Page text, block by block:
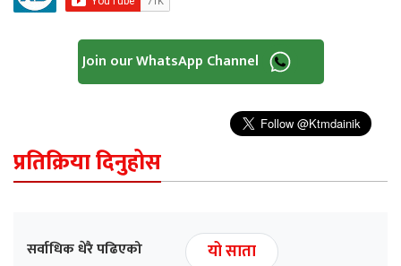
Join our WhatsApp Channel
प्रतिक्रिया दिनुहोस
सर्वाधिक धेरै पढिएको
यो साता